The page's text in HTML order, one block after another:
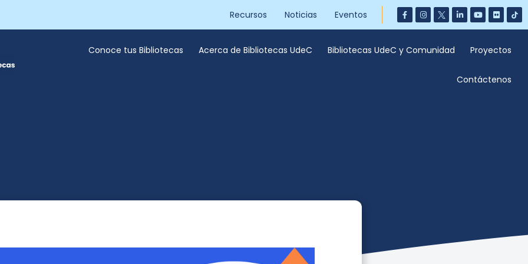
Recursos Noticias Eventos
Conoce tus Bibliotecas Acerca de Bibliotecas UdeC Bibliotecas UdeC y Comunidad Proyectos
Contáctenos